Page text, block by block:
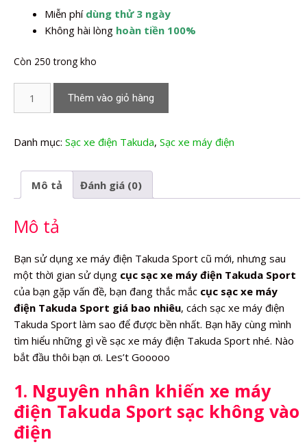
280.000,0₫.
Miễn phí dùng thử 3 ngày
Không hài lòng hoàn tiền 100%
Còn 250 trong kho
điện
Sport
Thêm vào giỏ hàng
Danh mục: Sạc xe điện Takuda, Sạc xe máy điện
Mô tả Đánh giá (0)
Mô tả
Bạn sử dụng xe máy điện Takuda Sport cũ mới, nhưng sau
một thời gian sử dụng cục sạc xe máy điện Takuda Sport
của bạn gặp vấn đề, bạn đang thắc mắc cục sạc xe máy
điện Takuda Sport giá bao nhiêu, cách sạc xe máy điện
Takuda Sport làm sao để được bền nhất. Bạn hãy cùng mình
tìm hiểu những gì về sạc xe máy điện Takuda Sport nhé. Nào
bắt đầu thôi bạn ơi. Les’t Gooooo
1. Nguyên nhân khiến xe máy
điện Takuda Sport sạc không vào
điện